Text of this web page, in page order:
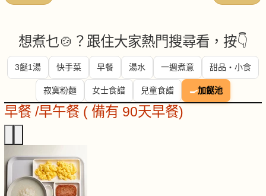
想煮乜🍲？跟住大家熱門搜尋看，按👇
3餸1湯 快手菜 早餐 湯水 一週煮意 甜品・小食
寂寞粉麵 女士食譜 兒童食譜 🍳加餸池
早餐 /早午餐 ( 備有 90天早餐)